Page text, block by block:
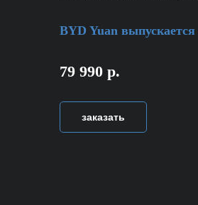
BYD Yuan
79 990 р.
заказать